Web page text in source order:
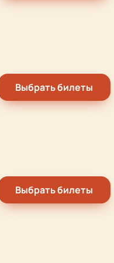
Выбрать билеты
Выбрать билеты